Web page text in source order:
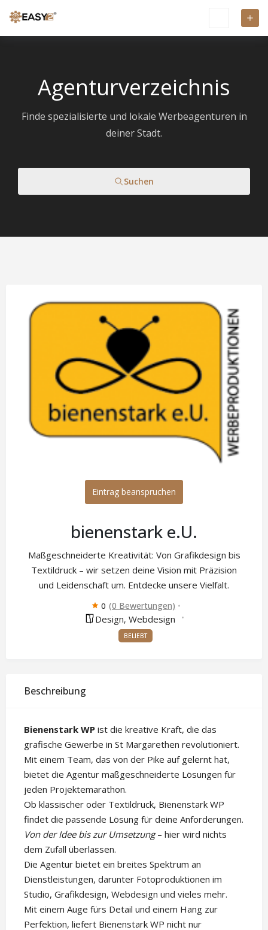
Agenturverzeichnis
Finde spezialisierte und lokale Werbeagenturen in
deiner Stadt.
Suchen
Eintrag beanspruchen
bienenstark e.U.
Maßgeschneiderte Kreativität: Von Grafikdesign bis
Textildruck – wir setzen deine Vision mit Präzision
und Leidenschaft um. Entdecke unsere Vielfalt.
0 (0 Bewertungen)
Design, Webdesign
BELIEBT
Beschreibung
Bienenstark WP ist die kreative Kraft, die das
grafische Gewerbe in St Margarethen revolutioniert.
Mit einem Team, das von der Pike auf gelernt hat,
bietet die Agentur maßgeschneiderte Lösungen für
jeden Projektemarathon.
Ob klassischer oder Textildruck, Bienenstark WP
findet die passende Lösung für deine Anforderungen.
Von der Idee bis zur Umsetzung– hier wird nichts
dem Zufall überlassen.
Die Agentur bietet ein breites Spektrum an
Dienstleistungen, darunter Fotoproduktionen im
Studio, Grafikdesign, Webdesign und vieles mehr.
Mit einem Auge fürs Detail und einem Hang zur
Perfektion, liefert Bienenstark WP nicht nur